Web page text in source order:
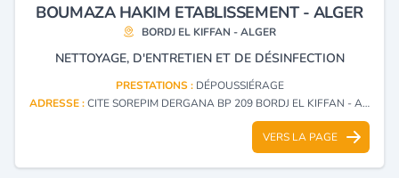
BOUMAZA HAKIM ETABLISSEMENT - ALGER
BORDJ EL KIFFAN - ALGER
NETTOYAGE, D'ENTRETIEN ET DE DÉSINFECTION
PRESTATIONS : DÉPOUSSIÉRAGE
ADRESSE :CITE SOREPIM DERGANA BP 209 BORDJ EL KIFFAN - ALGER
VERS LA PAGE